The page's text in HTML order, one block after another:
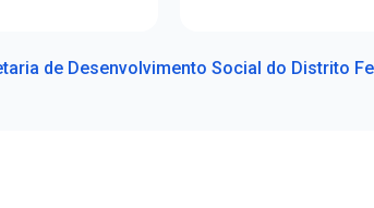
de Desenvolvimento Social do Distrito